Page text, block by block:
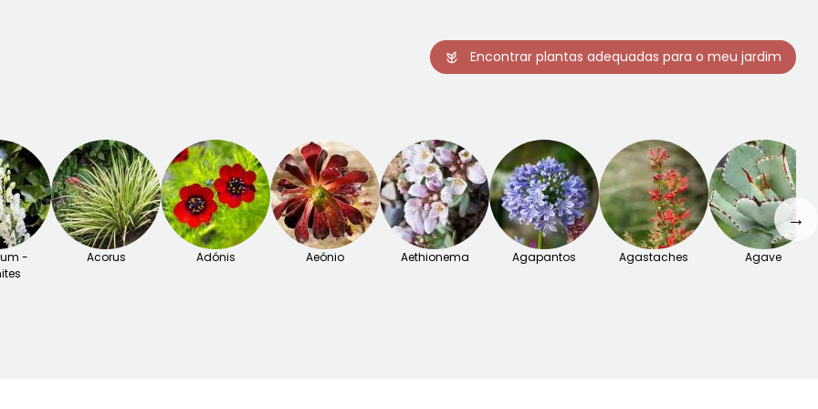
Encontrar plantas adequadas para o meu jardim
-
Acorus Adónis Aeónio Aethionema Agapantos Agastaches Agave
→